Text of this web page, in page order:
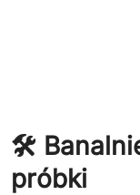
🛠️
próbki